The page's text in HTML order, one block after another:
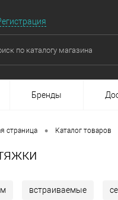
Бренды
страница • Каталог товаров
встраиваемые